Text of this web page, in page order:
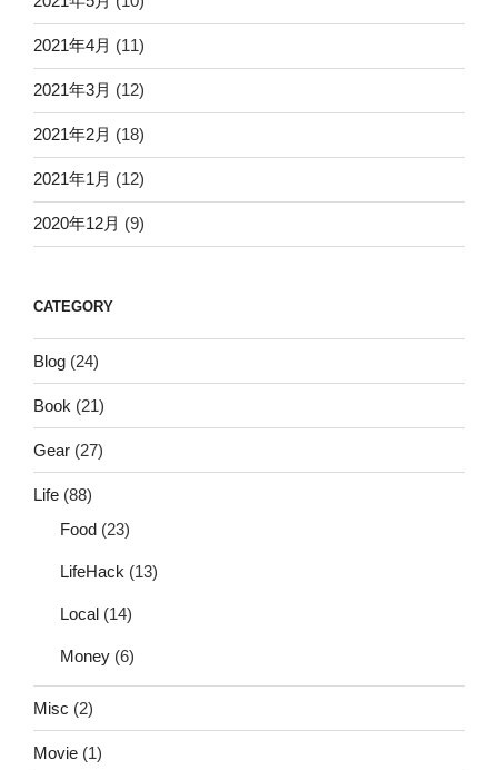
2021年4月 (11)
2021年3月 (12)
2021年2月 (18)
2021年1月 (12)
2020年12月 (9)
CATEGORY
Blog (24)
Book (21)
Gear (27)
Life (88)
Food (23)
LifeHack (13)
Local (14)
Money (6)
Misc (2)
Movie (1)